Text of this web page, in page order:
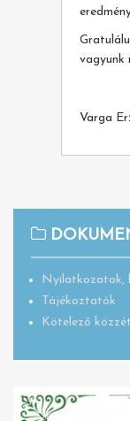
vagyunk
Varga
Nyilatkozatok,
Tájékoztatók
Kötelező